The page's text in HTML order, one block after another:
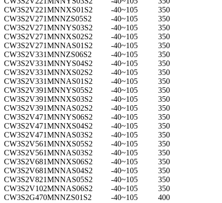
CW3S2V221MNNXS01S2
-40~105
350
CW3S2V271MNNZS05S2
-40~105
350
CW3S2V271MNNYS03S2
-40~105
350
CW3S2V271MNNXS02S2
-40~105
350
CW3S2V271MNNAS01S2
-40~105
350
CW3S2V331MNNZS06S2
-40~105
350
CW3S2V331MNNYS04S2
-40~105
350
CW3S2V331MNNXS02S2
-40~105
350
CW3S2V331MNNAS01S2
-40~105
350
CW3S2V391MNNYS05S2
-40~105
350
CW3S2V391MNNXS03S2
-40~105
350
CW3S2V391MNNAS02S2
-40~105
350
CW3S2V471MNNYS06S2
-40~105
350
CW3S2V471MNNXS04S2
-40~105
350
CW3S2V471MNNAS03S2
-40~105
350
CW3S2V561MNNXS05S2
-40~105
350
CW3S2V561MNNAS03S2
-40~105
350
CW3S2V681MNNXS06S2
-40~105
350
CW3S2V681MNNAS04S2
-40~105
350
CW3S2V821MNNAS05S2
-40~105
350
CW3S2V102MNNAS06S2
-40~105
350
CW3S2G470MNNZS01S2
-40~105
400